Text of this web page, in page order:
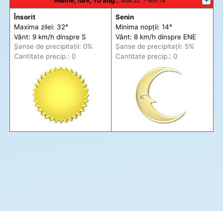
Însorit
Maxima zilei: 32°
Vânt: 9 km/h dinspre S
Șanse de precipitații: 0%
Cantitate precip.: 0
Senin
Minima nopții: 14°
Vânt: 8 km/h dinspre ENE
Șanse de precipitații: 5%
Cantitate precip.: 0